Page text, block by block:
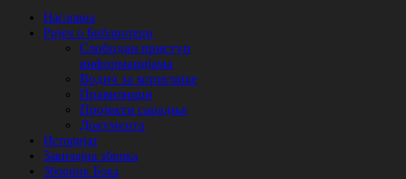
Насловна
Ријеч о Библиотеци
Слободан приступ
информацијама
Водич за кориснике
Правилници
Пројекти сарадње
Документа
Историјат
Завичајна збирка
Зборник Бока